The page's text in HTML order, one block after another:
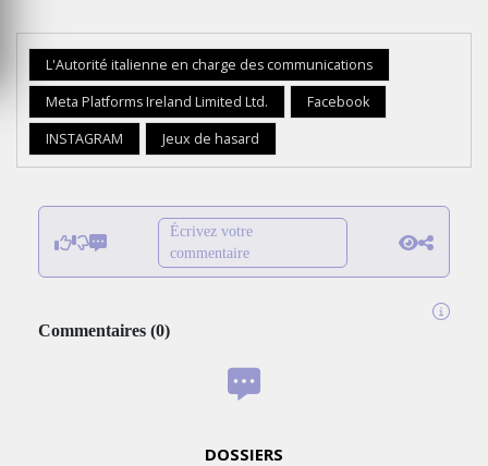
L'Autorité italienne en charge des communications
Meta Platforms Ireland Limited Ltd.
Facebook
INSTAGRAM
Jeux de hasard
Écrivez votre
commentaire
Commentaires (0)
DOSSIERS